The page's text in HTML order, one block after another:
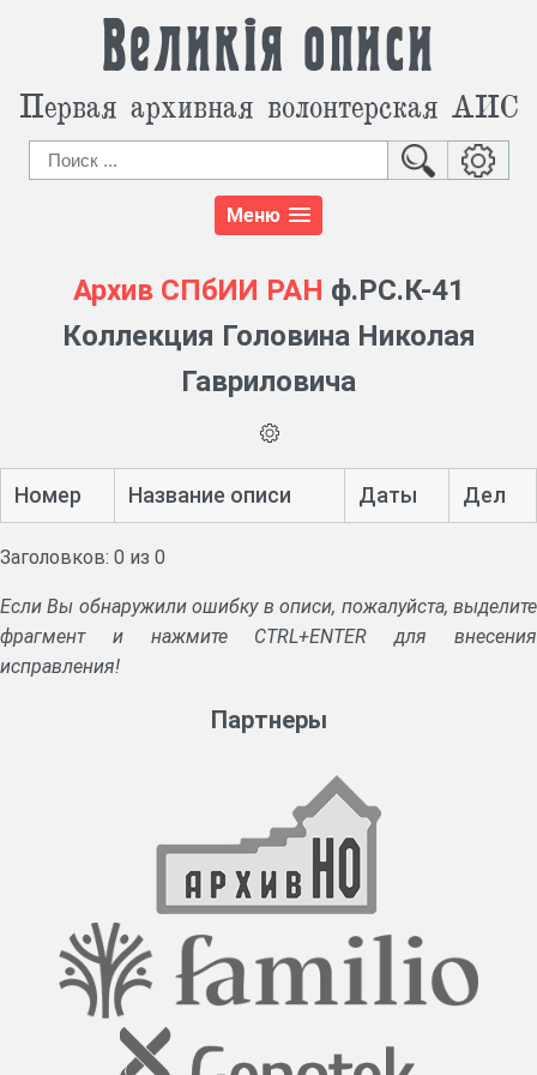
Великія описи
Первая архивная волонтерская АИС
Меню
Архив СПбИИ РАН ф.РС.К-41
Коллекция Головина Николая
Гавриловича
Номер Название описи Даты Дел
Заголовков: 0 из 0
Если Вы обнаружили ошибку в описи, пожалуйста, выделите
фрагмент и нажмите CTRL+ENTER для внесения
исправления!
Партнеры